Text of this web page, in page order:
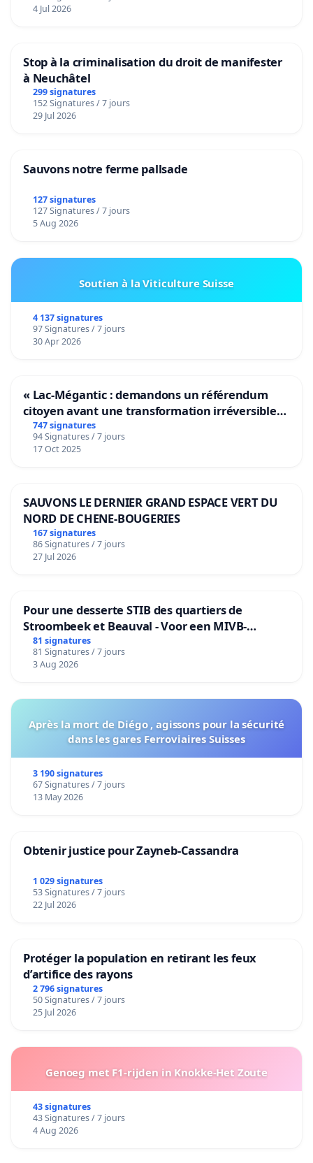
4 Jul 2026
Stop à la criminalisation du droit de manifester
à Neuchâtel
299 signatures
152 Signatures / 7 jours
29 Jul 2026
Sauvons notre ferme pallsade
127 signatures
127 Signatures / 7 jours
5 Aug 2026
Soutien à la Viticulture Suisse
4 137 signatures
97 Signatures / 7 jours
30 Apr 2026
« Lac-Mégantic : demandons un référendum
citoyen avant une transformation irréversible
de notre territoire »
747 signatures
94 Signatures / 7 jours
17 Oct 2025
SAUVONS LE DERNIER GRAND ESPACE VERT DU
NORD DE CHENE-BOUGERIES
167 signatures
86 Signatures / 7 jours
27 Jul 2026
Pour une desserte STIB des quartiers de
Stroombeek et Beauval - Voor een MIVB-
bediening van de wijken Strombeek en Het
Voor
81 signatures
81 Signatures / 7 jours
3 Aug 2026
Après la mort de Diégo , agissons pour la sécurité
dans les gares Ferroviaires Suisses
3 190 signatures
67 Signatures / 7 jours
13 May 2026
Obtenir justice pour Zayneb-Cassandra
1 029 signatures
53 Signatures / 7 jours
22 Jul 2026
Protéger la population en retirant les feux
d’artifice des rayons
2 796 signatures
50 Signatures / 7 jours
25 Jul 2026
Genoeg met F1-rijden in Knokke-Het Zoute
43 signatures
43 Signatures / 7 jours
4 Aug 2026